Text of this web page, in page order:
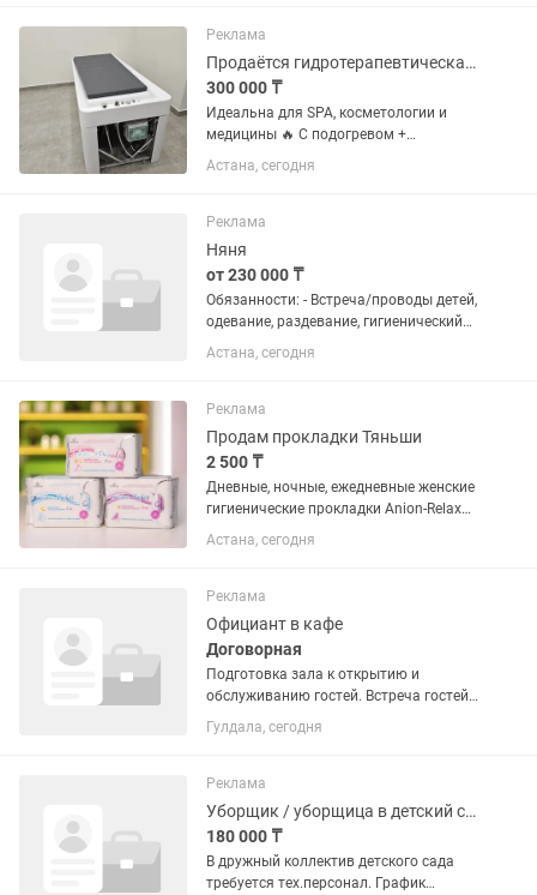
служебных помещений; •влажная
уборка с...
Реклама
Продаётся гидротерапевтическая кушетка (Европа)
300 000 ₸
Идеальна для SPA, косметологии и
медицины 🔥 С подогревом +
встроенный душевой шланг 🛁
Используется для: •обертываний
антицеллюлитных) •скраб-процедур
•промывания после...
Астана, сегодня
Реклама
Няня
от 230 000 ₸
Обязанности: - Встреча/проводы детей,
одевание, раздевание, гигиенический
уход за детьми. Обеспечение
санитарного состояния помещений,
Опыт работы воспитателем,...
Астана, сегодня
Реклама
Продам прокладки Тяньши
2 500 ₸
Дневные, ночные, ежедневные женские
гигиенические прокладки Anion-Relax
AiRiZ Активная и насыщенная жизнь
Женские гигиенические прокладки
надежной защиты в...
Астана, сегодня
Реклама
Официант в кафе
Договорная
Подготовка зала к открытию и
обслуживанию гостей. Встреча гостей,
помощь в выборе блюд и напитков.
Прием и передача заказов на кухню и
соответствии со стандартами...
Гулдала, сегодня
Реклама
Уборщик / уборщица в детский сад
180 000 ₸
В дружный коллектив детского сада
требуется тех.персонал. График